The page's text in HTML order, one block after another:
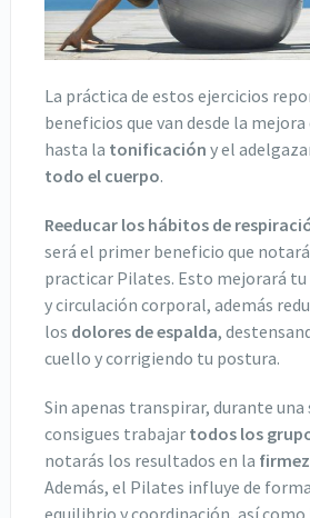
La práctica de estos ejercicios
beneficios que van desde la mejora
hasta la tonificación y el
todo el cuerpo.
Reeducar los hábitos de
será el primer beneficio que
practicar Pilates. Esto mejorará tu
y circulación corporal, además
los dolores de espalda,
cuello y corrigiendo tu postura.
Sin apenas transpirar, durante una
consigues trabajartodos los
notarás los resultados en la
Además, el Pilates influye de
equilibrio y coordinación, así como